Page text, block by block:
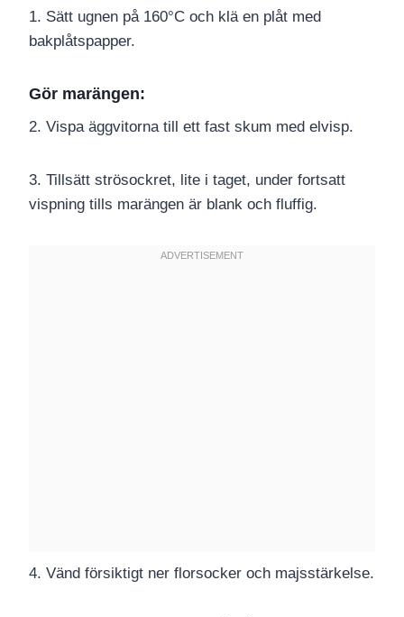
1. Sätt ugnen på 160°C och klä en plåt med
bakplåtspapper.
Gör marängen:
2. Vispa äggvitorna till ett fast skum med elvisp.
3. Tillsätt strösockret, lite i taget, under fortsatt
vispning tills marängen är blank och fluffig.
4. Vänd försiktigt ner florsocker och majsstärkelse.